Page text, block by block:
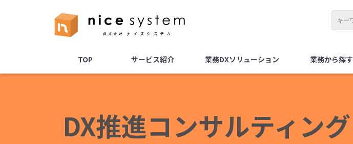
TOP サービス紹介 業務DXソリューション 業務から探す
DX推進コンサルティング